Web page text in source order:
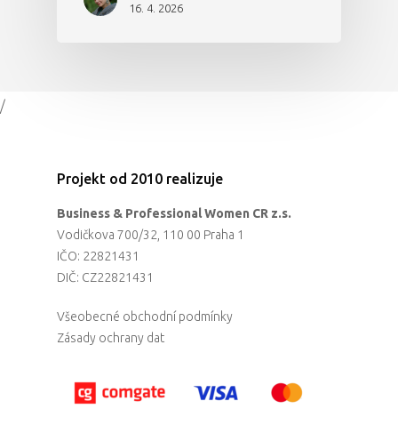
16. 4. 2026
/
Projekt od 2010 realizuje
Business & Professional Women CR z.s.
Vodičkova 700/32, 110 00 Praha 1
IČO: 22821431
DIČ: CZ22821431
Všeobecné obchodní podmínky
Zásady ochrany dat